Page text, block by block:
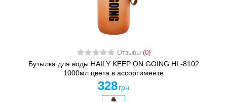
Отзывы (0)
Бутылка для воды HAILY KEEP ON GOING HL-8102
1000мл цвета в ассортименте
328 грн